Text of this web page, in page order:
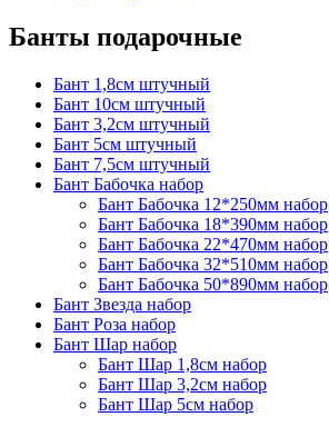
Банты подарочные
Бант 1,8см штучный
Бант 10см штучный
Бант 3,2см штучный
Бант 5см штучный
Бант 7,5см штучный
Бант Бабочка набор
Бант Бабочка 12*250мм набор
Бант Бабочка 18*390мм набор
Бант Бабочка 22*470мм набор
Бант Бабочка 32*510мм набор
Бант Бабочка 50*890мм набор
Бант Звезда набор
Бант Роза набор
Бант Шар набор
Бант Шар 1,8см набор
Бант Шар 3,2см набор
Бант Шар 5см набор